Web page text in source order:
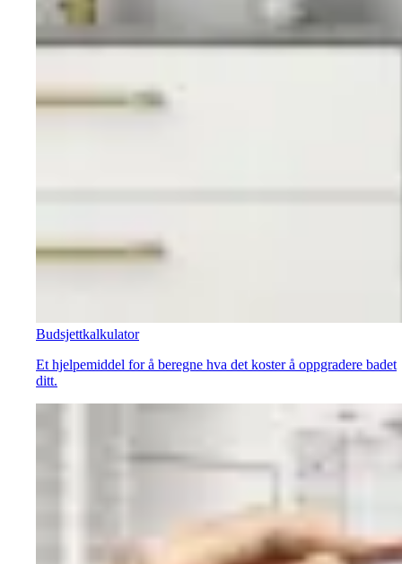
Budsjettkalkulator
Et hjelpemiddel for å beregne hva det koster å oppgradere badet
ditt.